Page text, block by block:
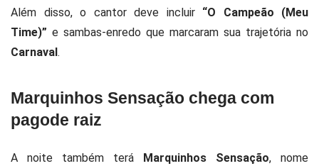
Além disso, o cantor deve incluir “O Campeão (Meu
Time)” e sambas-enredo que marcaram sua trajetória no
Carnaval .
Marquinhos Sensação chega com
pagode raiz
A noite também terá Marquinhos Sensação, nome